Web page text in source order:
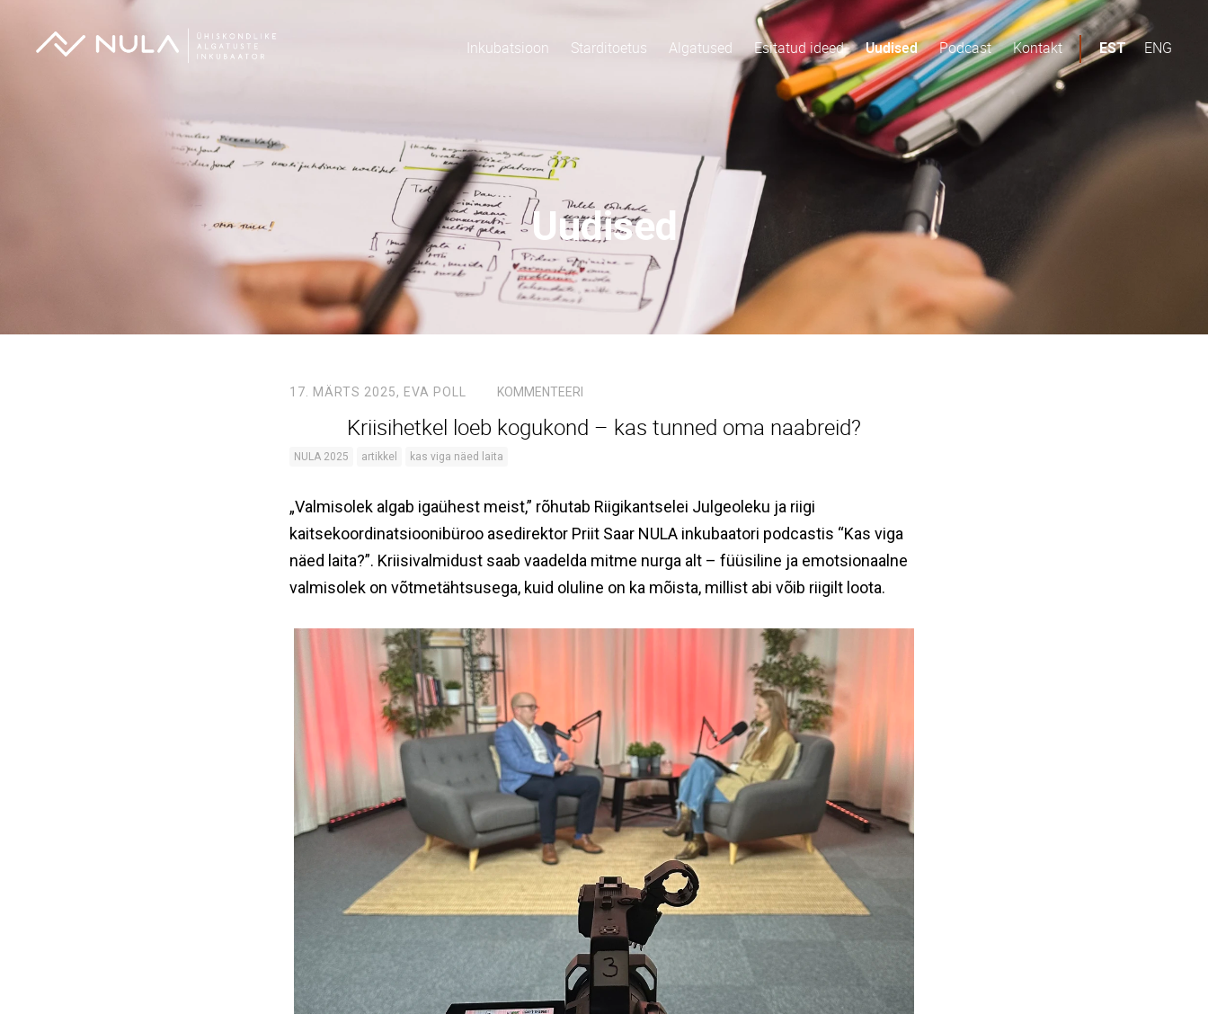
Inkubatsioon Starditoetus Algatused Esitatud ideed Uudised Podcast Kontakt EST ENG
Uudised
17. MÄRTS 2025, EVA POLL KOMMENTEERI
Kriisihetkel loeb kogukond – kas tunned oma naabreid?
NULA 2025 artikkel kas viga näed laita
„Valmisolek algab igaühest meist,” rõhutab Riigikantselei Julgeoleku ja riigi
kaitsekoordinatsioonibüroo asedirektor Priit Saar NULA inkubaatori podcastis “Kas viga
näed laita?”. Kriisivalmidust saab vaadelda mitme nurga alt – füüsiline ja emotsionaalne
valmisolek on võtmetähtsusega, kuid oluline on ka mõista, millist abi võib riigilt loota.